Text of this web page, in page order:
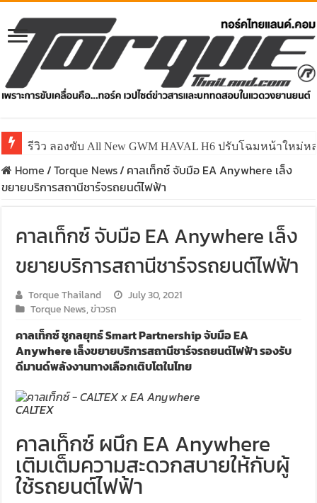
รีวิว ลองขับ All New GWM HAVAL H6 ปรับโฉมหน้าใหม่
Home/Torque News/ คาลเท็กซ์ จับมือ EA Anywhere เล็ง
ขยายบริการสถานีชาร์จรถยนต์ไฟฟ้า
คาลเท็กซ์ จับมือ EA Anywhere เล็ง
ขยายบริการสถานีชาร์จรถยนต์ไฟฟ้า
Torque Thailand
July 30, 2021
Torque News,ข่าวรถ
คาลเท็กซ์ ชูกลยุทธ์ Smart Partnership จับมือ EA
Anywhere เล็งขยายบริการสถานีชาร์จรถยนต์ไฟฟ้า รองรับ
ดีมานด์พลังงานทางเลือกเติบโตในไทย
CALTEX
คาลเท็กซ์ ผนึก EA Anywhere
เติมเต็มความสะดวกสบายให้กับผู้
ใช้รถยนต์ไฟฟ้า